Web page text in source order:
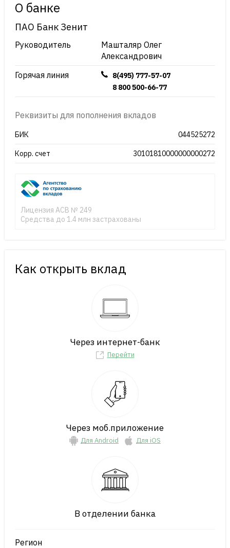
О банке
ПАО Банк Зенит
Руководитель
Машталяр Олег
Александрович
Горячая линия
8(495) 777-57-07
8 800 500-66-77
Реквизиты для пополнения вкладов
БИК 044525272
Корр. счет 30101810000000000272
Лицензия АСВ № 249
Средства до 1.4 млн застрахованы
Как открыть вклад
Через интернет-банк
Перейти
Через моб.приложение
Для Android Для iOS
В отделении банка
Регион